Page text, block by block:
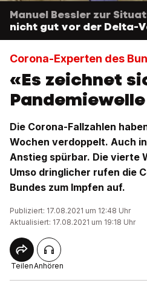
Manuel Bessler zur
nicht gut vor der Delta-
Corona-Experten des
«Es zeichnet
Die Corona-Fallzahlen
Wochen verdoppelt. Auch
Anstieg spürbar. Die vierte
Umso dringlicher rufen die
Bundes zum Impfen auf.
Publiziert: 17.08.2021 um 12:48 Uhr
Aktualisiert: 17.08.2021 um 19:18 Uhr
TeilenAnhören